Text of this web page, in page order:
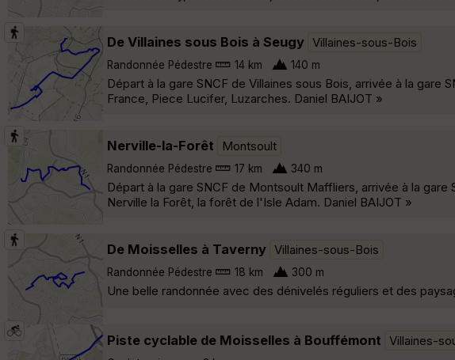
De Villaines sous Bois à Seugy Villaines-sous-Bois
Randonnée Pédestre 14 km 140 m
Départ à la gare SNCF de Villaines sous Bois, arrivée à la gare
France, Piece Lucifer, Luzarches. Daniel BAIJOT »
Nerville-la-Forêt Montsoult
Randonnée Pédestre 17 km 340 m
Départ à la gare SNCF de Montsoult Maffliers, arrivée à la
Nerville la Forêt, la forêt de l'Isle Adam. Daniel BAIJOT »
De Moisselles à Taverny Villaines-sous-Bois
Randonnée Pédestre 18 km 300 m
Une belle randonnée avec des dénivelés réguliers et des
Piste cyclable de Moisselles à Bouffémont Villaines-